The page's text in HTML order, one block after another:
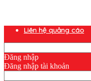
Liên hệ quảng cáo
Đăng nhập
Đăng nhập tài khoản